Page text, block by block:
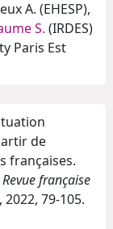
A. (EHESP),
S. (IRDES)
Paris Est
de
françaises.
Revue française
2022, 79-105.